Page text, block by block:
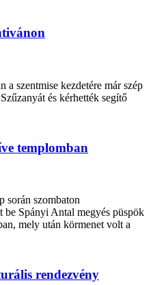
a szentmise kezdetére már szép
és kérhették segítő
templomban
során szombaton
be Spányi Antal megyés püspök
mely után körmenet volt a
rendezvény